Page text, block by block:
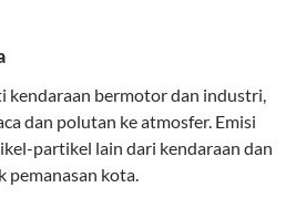
kendaraan bermotor dan industri,
dan polutan ke atmosfer. Emisi
partikel lain dari kendaraan dan
pemanasan kota.